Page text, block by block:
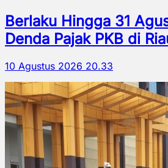
Berlaku Hingga 31
Denda Pajak PKB di
10 Agustus 2026 20.33